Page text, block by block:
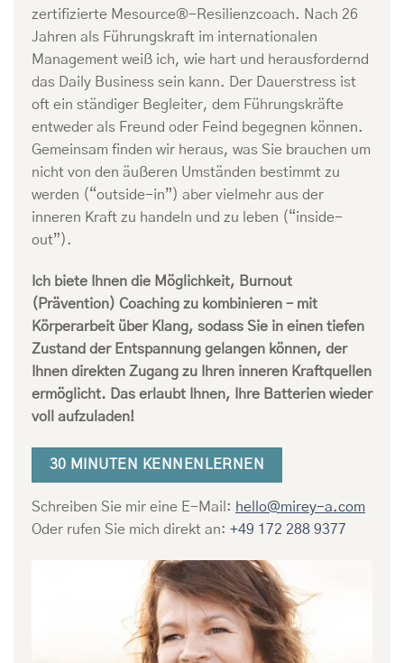
zertifizierte Mesource®-Resilienzcoach. Nach 26
Jahren als Führungskraft im internationalen
Management weiß ich, wie hart und herausfordernd
das Daily Business sein kann. Der Dauerstress ist
oft ein ständiger Begleiter, dem Führungskräfte
entweder als Freund oder Feind begegnen können.
Gemeinsam finden wir heraus, was Sie brauchen um
nicht von den äußeren Umständen bestimmt zu
werden (“outside-in”) aber vielmehr aus der
inneren Kraft zu handeln und zu leben (“inside-
out”).
Ich biete Ihnen die Möglichkeit, Burnout
(Prävention) Coaching zu kombinieren – mit
Körperarbeit über Klang, sodass Sie in einen tiefen
Zustand der Entspannung gelangen können, der
Ihnen direkten Zugang zu Ihren inneren Kraftquellen
ermöglicht. Das erlaubt Ihnen, Ihre Batterien wieder
voll aufzuladen!
30 MINUTEN KENNENLERNEN
Schreiben Sie mir eine E-Mail: hello@mirey-a.com
Oder rufen Sie mich direkt an: +49 172 288 9377